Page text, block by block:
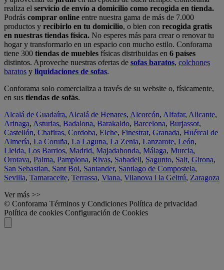
realiza el servicio de envío a domicilio como recogida en tienda.
Podrás comprar online entre nuestra gama de más de 7.000
productos y recibirlo en tu domicilio, o bien con recogida gratis
en nuestras tiendas física. No esperes más para crear o renovar tu
hogar y transformarlo en un espacio con mucho estilo. Conforama
tiene 300 tiendas de muebles físicas distribuidas en 6 países
distintos. Aproveche nuestras ofertas de sofas baratos, colchones
baratos y liquidaciones de sofas.
Conforama solo comercializa a través de su website o, físicamente,
en sus tiendas de sofás.
Alcalá de Guadaíra, Alcalá de Henares, Alcorcón, Alfafar, Alicante,
Arinaga, Asturias, Badalona, Barakaldo, Barcelona, Burjassot,
Castellón, Chafiras, Cordoba, Elche, Finestrat, Granada, Huércal de
Almería, La Coruña, La Laguna, La Zenia, Lanzarote, León,
Lleida, Los Barrios, Madrid, Majadahonda, Málaga, Murcia,
Orotava, Palma, Pamplona, Rivas, Sabadell, Sagunto, Salt, Girona,
San Sebastian, Sant Boi, Santander, Santiago de Compostela,
Sevilla, Tamaraceite, Terrassa, Viana, Vilanova i la Geltrú, Zaragoza
Ver más >>
© Conforama Términos y Condiciones Política de privacidad
Política de cookies Configuración de Cookies